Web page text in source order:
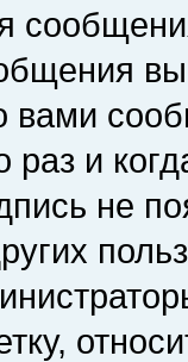
вами
раз и
не